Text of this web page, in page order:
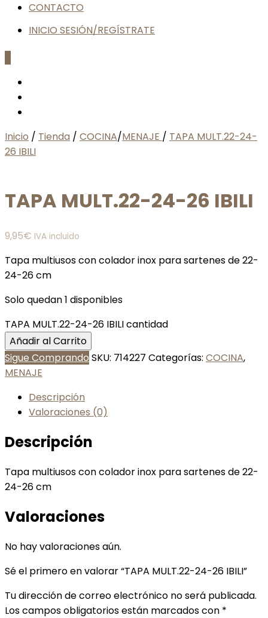
CONTACTO
INICIO SESIÓN/REGÍSTRATE
Inicio / Tienda / COCINA/MENAJE / TAPA MULT.22-24-
26 IBILI
TAPA MULT.22-24-26 IBILI
9,95€ IVA incluido
Tapa multiusos con colador inox para sartenes de 22-
24-26 cm
Solo quedan 1 disponibles
TAPA MULT.22-24-26 IBILI cantidad
Añadir al Carrito
Sigue Comprando SKU: 714227 Categorías: COCINA,
MENAJE
Descripción
Valoraciones (0)
Descripción
Tapa multiusos con colador inox para sartenes de 22-
24-26 cm
Valoraciones
No hay valoraciones aún.
Sé el primero en valorar “TAPA MULT.22-24-26 IBILI”
Tu dirección de correo electrónico no será publicada.
Los campos obligatorios están marcados con *